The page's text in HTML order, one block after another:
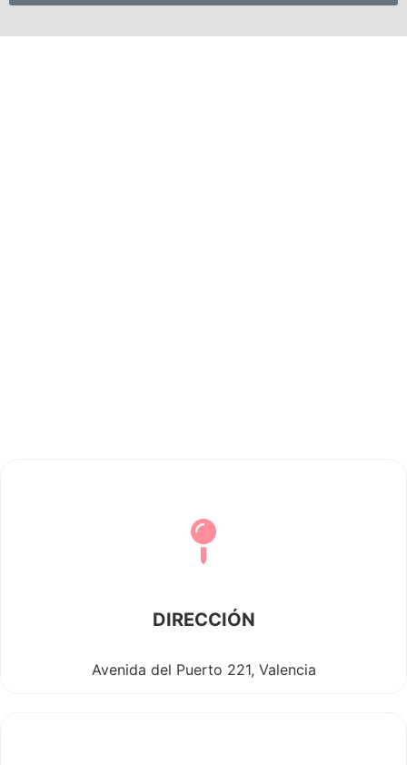
DIRECCIÓN
Avenida del Puerto 221, Valencia